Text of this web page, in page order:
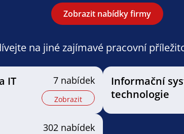
Zobrazit nabídky firmy
na jiné zajímavé pracovní
IT 7 nabídek
Zobrazit
Informační
technologie
302 nabídek